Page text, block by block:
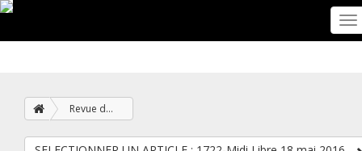
Revue de presse